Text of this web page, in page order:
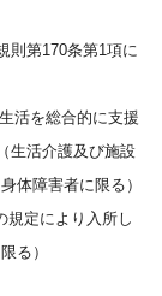
則第170条第1項に
活を総合的に支援
生活介護及び施設
体障害者に限る）
規定により入所し
る）